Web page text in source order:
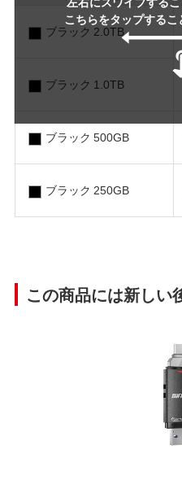
こちらをタップするこ
ブラック 2.0TB
ブラック 1.0TB
ブラック 500GB
ブラック 250GB
この商品には新しい